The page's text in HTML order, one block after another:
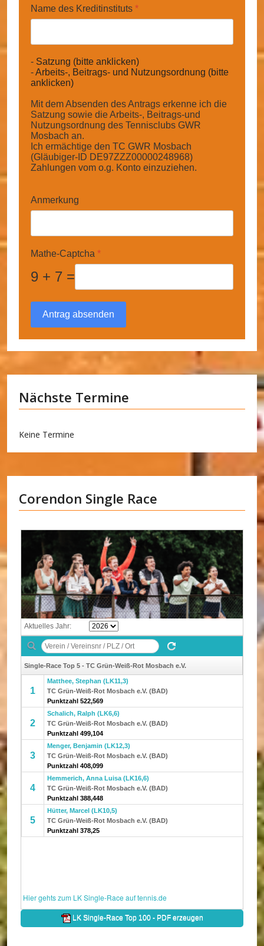
Name des Kreditinstituts *
- Satzung (bitte anklicken)
-Arbeits-, Beitrags- und Nutzungsordnung (bitte
anklicken)
Mit dem Absenden des Antrags erkenne ich die
Satzung sowie die Arbeits-, Beitrags-und
Nutzungsordnung des Tennisclubs GWR
Mosbach an.
Ich ermächtige den TC GWR Mosbach
(Gläubiger-ID DE97ZZZ00000248968)
Zahlungen vom o.g. Konto einzuziehen.
Anmerkung
Mathe-Captcha *
9 + 7 =
Antrag absenden
Nächste Termine
Keine Termine
Corendon Single Race